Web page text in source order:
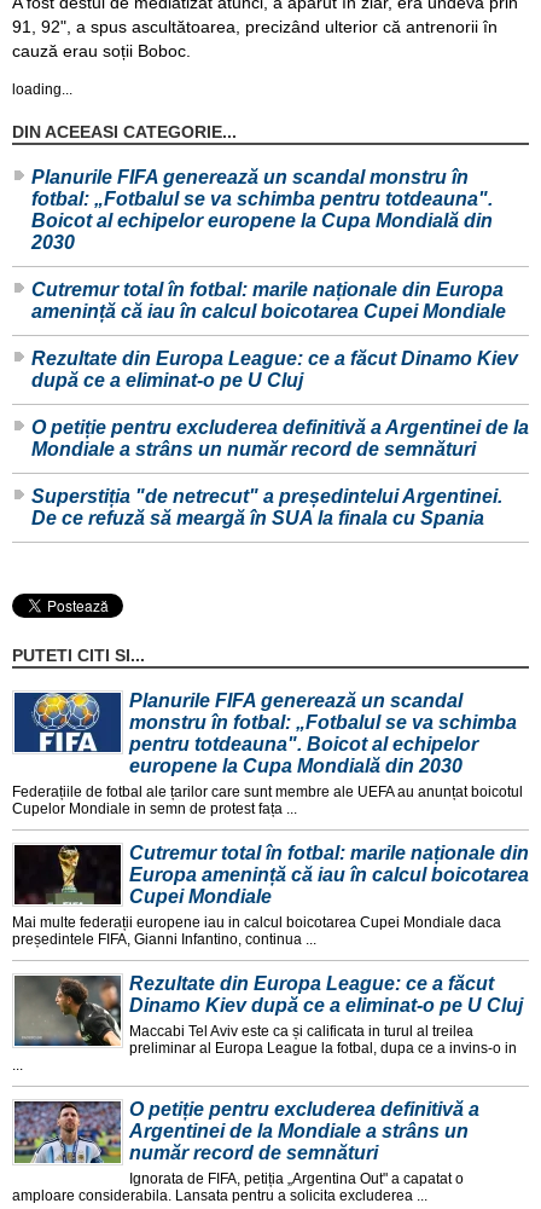
91, 92", a spus ascultătoarea, precizând ulterior că antrenorii în
cauză erau soții Boboc.
loading...
DIN ACEEASI CATEGORIE...
Planurile FIFA generează un scandal monstru în
fotbal: „Fotbalul se va schimba pentru totdeauna".
Boicot al echipelor europene la Cupa Mondială din
2030
Cutremur total în fotbal: marile naționale din Europa
amenință că iau în calcul boicotarea Cupei Mondiale
Rezultate din Europa League: ce a făcut Dinamo Kiev
după ce a eliminat-o pe U Cluj
O petiție pentru excluderea definitivă a Argentinei de la
Mondiale a strâns un număr record de semnături
Superstiția "de netrecut" a președintelui Argentinei.
De ce refuză să meargă în SUA la finala cu Spania
PUTETI CITI SI...
Planurile FIFA generează un scandal
monstru în fotbal: „Fotbalul se va schimba
pentru totdeauna". Boicot al echipelor
europene la Cupa Mondială din 2030
Federațiile de fotbal ale țarilor care sunt membre ale UEFA au anunțat boicotul
Cupelor Mondiale in semn de protest fața ...
Cutremur total în fotbal: marile naționale din
Europa amenință că iau în calcul boicotarea
Cupei Mondiale
Mai multe federații europene iau in calcul boicotarea Cupei Mondiale daca
președintele FIFA, Gianni Infantino, continua ...
Rezultate din Europa League: ce a făcut
Dinamo Kiev după ce a eliminat-o pe U Cluj
Maccabi Tel Aviv este ca și calificata in turul al treilea
preliminar al Europa League la fotbal, dupa ce a invins-o in
...
O petiție pentru excluderea definitivă a
Argentinei de la Mondiale a strâns un
număr record de semnături
Ignorata de FIFA, petiția „Argentina Out" a capatat o
amploare considerabila. Lansata pentru a solicita excluderea ...